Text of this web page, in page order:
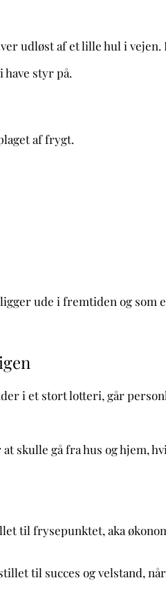
udløst af et lille hul i
styr på.
af frygt.
ligger ude i fremtiden og
i et stort lotteri, går
skulle gå fra hus og hjem,
til frysepunktet, aka
til succes og velstand,